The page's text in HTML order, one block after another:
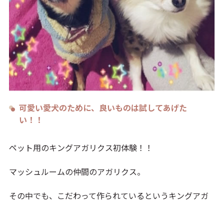
可愛い愛犬のために、良いものは試してあげた
い！！
ペット用のキングアガリクス初体験！！
マッシュルームの仲間のアガリクス。
その中でも、こだわって作られているというキングアガ